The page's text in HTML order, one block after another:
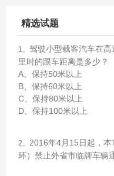
精选试题
1、 驾驶小型载客汽车在
里时的跟车距离是多少？
A、保持50米以上
B、保持60米以上
C、保持80米以上
D、保持100米以上
2、 2016年4月15日起，
环）禁止外省市临牌车辆